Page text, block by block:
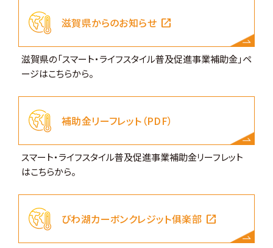
滋賀県からのお知らせ open_in_new
滋賀県の「スマート・ライフスタイル普及促進事業補助金」ペ
ージはこちらから。
補助金リーフレット（PDF）
スマート・ライフスタイル普及促進事業補助金リーフレット
はこちらから。
びわ湖カーボンクレジット俱楽部 open_in_new